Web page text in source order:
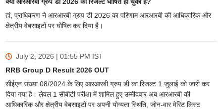
हां, प्राधिकरण ने आरआरबी ग्रुप डी 2026 का परिणाम आरआरबी की आधिकारिक और
क्षेत्रीय वेबसाइटों पर घोषित कर दिया है।
July 2, 2026 | 01:55 PM IST
RRB Group D Result 2026 OUT
सीईएन संख्या 08/2024 के लिए आरआरबी ग्रुप डी का रिजल्ट 1 जुलाई को जारी कर
दिया गया है। लेवल 1 सीबीटी परीक्षा में शामिल हुए उम्मीदवार अब आरआरबी की
आधिकारिक और क्षेत्रीय वेबसाइटों पर अपनी योग्यता स्थिति, जोन-वार मेरिट लिस्ट